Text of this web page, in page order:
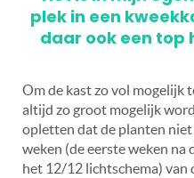
plek in een
daar ook een top
Om de kast zo vol mogelijk
altijd zo groot mogelijk
opletten dat de planten
weken (de eerste weken na
het 12/12 lichtschema) van